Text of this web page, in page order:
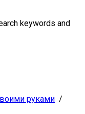
keywords and
руками